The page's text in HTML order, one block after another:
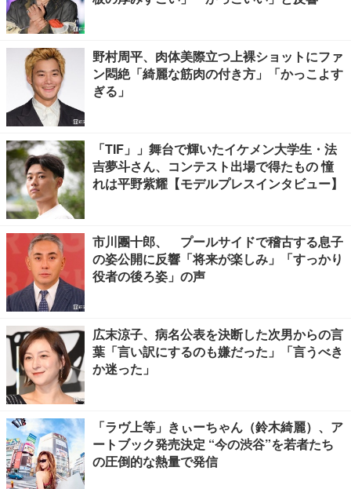
野村周平、肉体美際立つ上裸ショットにファ
ン悶絶「綺麗な筋肉の付き方」「かっこよす
ぎる」
「TIF」」舞台で輝いたイケメン大学生・法
吉夢斗さん、コンテスト出場で得たもの 憧
れは平野紫耀【モデルプレスインタビュー】
市川團十郎、 プールサイドで稽古する息子
の姿公開に反響「将来が楽しみ」「すっかり
役者の後ろ姿」の声
広末涼子、病名公表を決断した次男からの言
葉「言い訳にするのも嫌だった」「言うべき
か迷った」
「ラヴ上等」きぃーちゃん（鈴木綺麗）、ア
ートブック発売決定 “今の渋谷”を若者たち
の圧倒的な熱量で発信